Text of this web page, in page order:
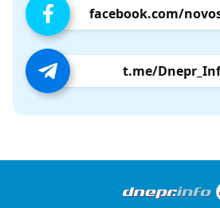
t.me/